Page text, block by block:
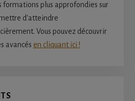
formations plus approfondies sur
d'atteindre
Vous pouvez découvrir
avancés en cliquant ici !